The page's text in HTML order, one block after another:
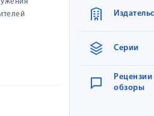
Серии
Рецензии
обзоры
Размер:
Вес:
Книги надёжно
доставляются к вам.